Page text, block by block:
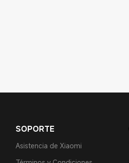
SOPORTE
Asistencia de Xiaomi